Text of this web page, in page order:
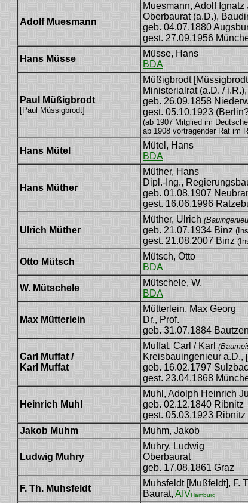
Adolf Muesmann
Muesmann, Adolf Ignatz
Oberbaurat (a.D.),
geb. 04.07.1880
gest. 27.09.1956
Hans Müsse
Müsse, Hans
BDA
Paul Müßigbrodt
[Paul Müssigbrodt]
Müßigbrodt
Ministerialrat (a.D. /
geb. 26.09.1858
gest. 05.10.1923
(ab 1907 Mitglied im
ab 1908 vortragender Rat im
Hans Mütel
Mütel, Hans
BDA
Hans Müther
Müther, Hans
Dipl.-Ing.,
geb. 01.08.1907
gest. 16.06.1996
Ulrich Müther
Müther, Ulrich
geb. 21.07.1934 Binz
gest. 21.08.2007 Binz
Otto Mütsch
Mütsch, Otto
BDA
W. Mütschele
Mütschele, W.
BDA
Max Mütterlein
Mütterlein, Max Georg
Dr., Prof.
geb. 31.07.1884 Bautzen
Carl Muffat /
Karl Muffat
Muffat, Carl / Karl
Kreisbauingenieur a.D.,
geb. 16.02.1797
gest. 23.04.1868
Heinrich Muhl
Muhl, Adolph Heinrich
geb. 02.12.1840 Ribnitz
gest. 05.03.1923 Ribnitz
Jakob Muhm Muhm, Jakob
Ludwig Muhry
Muhry, Ludwig
Oberbaurat
geb. 17.08.1861 Graz
F. Th. Muhsfeldt
Muhsfeldt [Mußfeldt], F.
Baurat,AIVHamburg